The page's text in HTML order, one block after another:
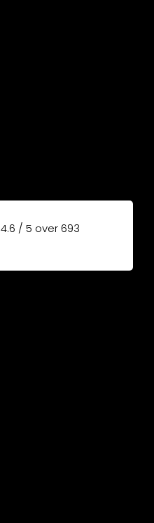
4.6 / 5 over693